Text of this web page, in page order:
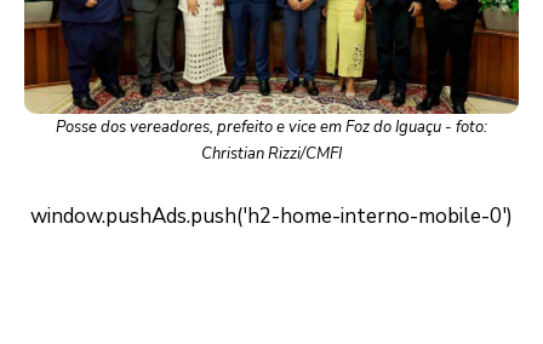
Posse dos vereadores, prefeito e vice em Foz do Iguaçu - foto:
Christian Rizzi/CMFI